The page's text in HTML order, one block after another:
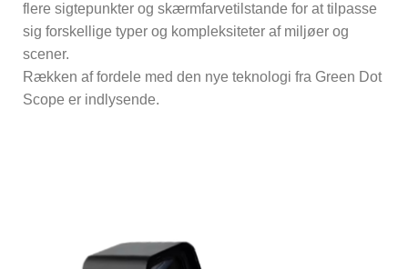
flere sigtepunkter og skærmfarvetilstande for at tilpasse
sig forskellige typer og kompleksiteter af miljøer og
scener.
Rækken af ​​fordele med den nye teknologi fra Green Dot
Scope er indlysende.